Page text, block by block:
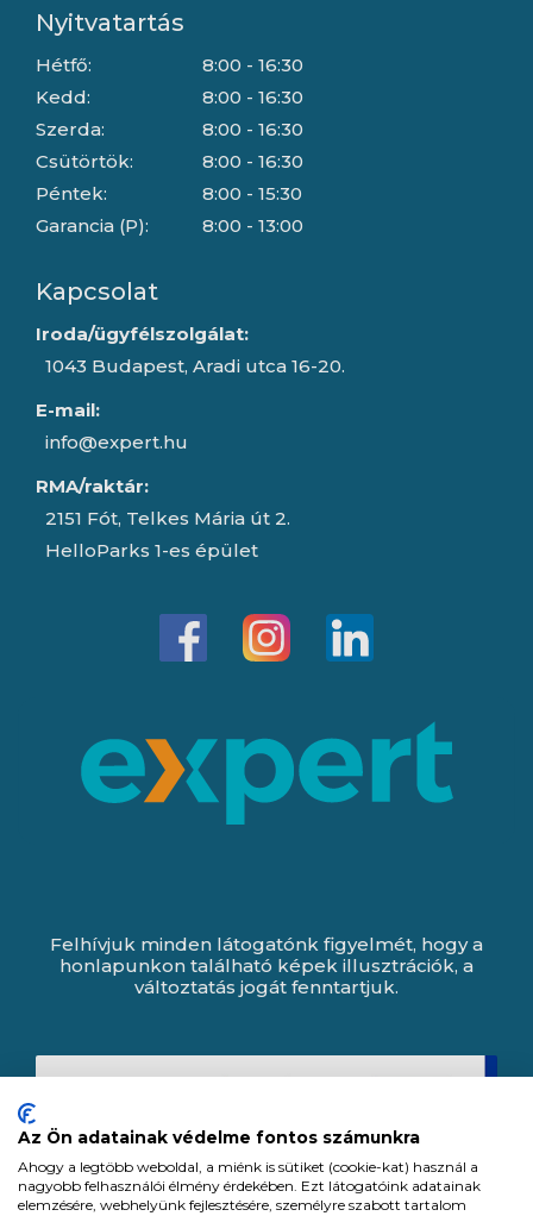
Nyitvatartás
Hétfő:
Kedd:
Szerda:
Csütörtök:
Péntek:
Garancia (P):
8:00 - 16:30
8:00 - 16:30
8:00 - 16:30
8:00 - 16:30
8:00 - 15:30
8:00 - 13:00
Kapcsolat
Iroda/ügyfélszolgálat:
1043 Budapest, Aradi utca 16-20.
E-mail:
info@expert.hu
RMA/raktár:
2151 Fót, Telkes Mária út 2.
HelloParks 1-es épület
Felhívjuk minden látogatónk figyelmét, hogy a
honlapunkon található képek illusztrációk, a
változtatás jogát fenntartjuk.
Az Ön adatainak védelme fontos számunkra
Ahogy a legtöbb weboldal, a miénk is sütiket (cookie-kat) használ a
nagyobb felhasználói élmény érdekében. Ezt látogatóink adatainak
elemzésére, webhelyünk fejlesztésére, személyre szabott tartalom